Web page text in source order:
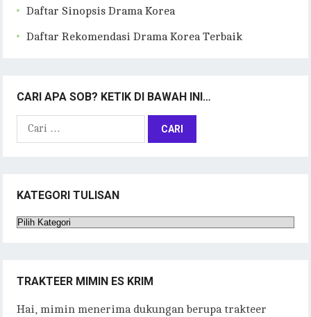
Daftar Sinopsis Drama Korea
Daftar Rekomendasi Drama Korea Terbaik
CARI APA SOB? KETIK DI BAWAH INI…
Cari
KATEGORI TULISAN
Kategori
TRAKTEER MIMIN ES KRIM
Hai, mimin menerima dukungan berupa trakteer